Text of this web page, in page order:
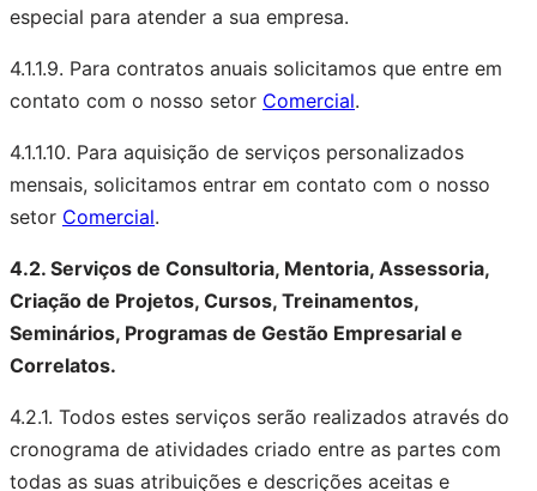
especial para atender a sua empresa.
4.1.1.9. Para contratos anuais solicitamos que entre em
contato com o nosso setor Comercial.
4.1.1.10. Para aquisição de serviços personalizados
mensais, solicitamos entrar em contato com o nosso
setor Comercial.
4.2. Serviços de Consultoria, Mentoria, Assessoria,
Criação de Projetos, Cursos, Treinamentos,
Seminários, Programas de Gestão Empresarial e
Correlatos.
4.2.1. Todos estes serviços serão realizados através do
cronograma de atividades criado entre as partes com
todas as suas atribuições e descrições aceitas e